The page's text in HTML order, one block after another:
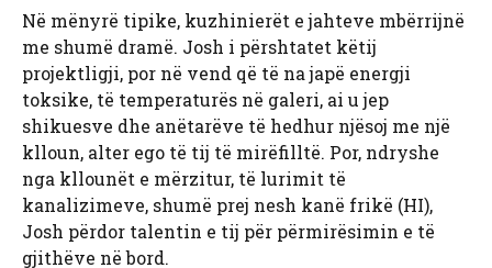
Në mënyrë tipike, kuzhinierët e jahteve mbërrijnë
me shumë dramë. Josh i përshtatet këtij
projektligji, por në vend që të na japë energji
toksike, të temperaturës në galeri, ai u jep
shikuesve dhe anëtarëve të hedhur njësoj me një
klloun, alter ego të tij të mirëfilltë. Por, ndryshe
nga kllounët e mërzitur, të lurimit të
kanalizimeve, shumë prej nesh kanë frikë (HI),
Josh përdor talentin e tij për përmirësimin e të
gjithëve në bord.